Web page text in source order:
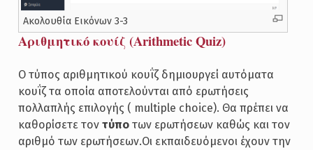
Ακολουθία Εικόνων 3-3
Αριθμητικό κουίζ (Arithmetic Quiz)
Ο τύπος αριθμητικού κουΐζ δημιουργεί αυτόματα
κουΐζ τα οποία αποτελούνται από ερωτήσεις
πολλαπλής επιλογής ( multiple choice). Θα πρέπει να
καθορίσετε τον τύποτων ερωτήσεων καθώς και τον
αριθμό των ερωτήσεων.Οι εκπαιδευόμενοι έχουν την